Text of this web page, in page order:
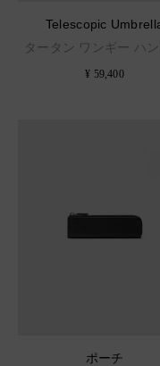
Telescopic
タータン ワンギー ハ
¥ 59,400
ポーチ